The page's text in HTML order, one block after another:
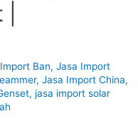
Ban, Jasa Import
, Jasa Import China,
, jasa import solar